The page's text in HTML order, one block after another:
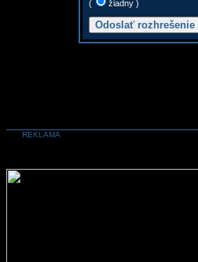
(
žiadny )
REKLAMA